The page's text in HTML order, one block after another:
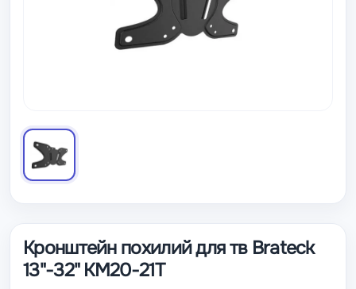
Кронштейн похилий для тв Brateck
13"-32" KM20-21T